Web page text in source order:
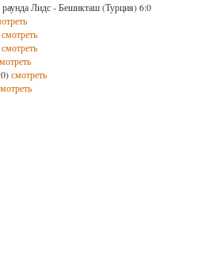
Лидс - Бешикташ (Турция) 6:0
смотреть
смотреть
смотреть